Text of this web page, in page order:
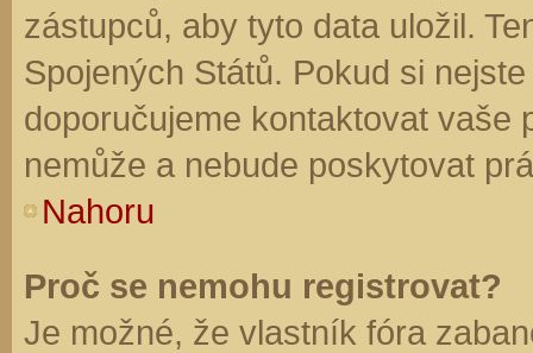
zástupců, aby tyto data uložil.
Spojených Států. Pokud si
doporučujeme kontaktovat vaše
nemůže a nebude poskytovat
Nahoru
Proč se nemohu registrovat?
Je možné, že vlastník fóra